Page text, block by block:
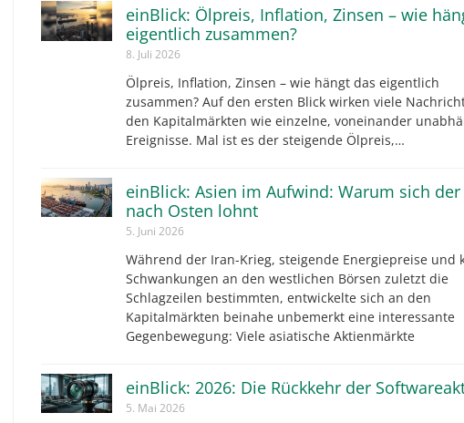
einBlick: Ölpreis, Inflation, Zinsen – wie
eigentlich zusammen?
8. Juli 2026
Ölpreis, Inflation, Zinsen – wie hängt das eigentlich
zusammen? Auf den ersten Blick wirken viele
den Kapitalmärkten wie einzelne, voneinander
Ereignisse. Mal ist es der steigende Ölpreis,…
einBlick: Asien im Aufwind: Warum sich
nach Osten lohnt
5. Juni 2026
Während der Iran-Krieg, steigende Energiepreise und
Schwankungen an den westlichen Börsen zuletzt die
Schlagzeilen bestimmten, entwickelte sich an den
Kapitalmärkten beinahe unbemerkt eine interessante
Gegenbewegung: Viele asiatische Aktienmärkte
einBlick: 2026: Die Rückkehr der
5. Mai 2026